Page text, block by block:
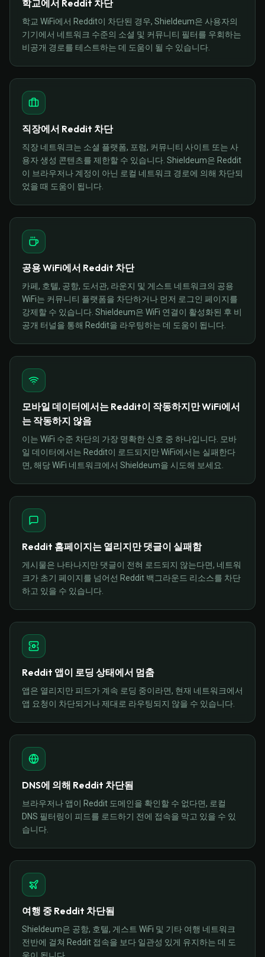
학교에서 Reddit 차단
학교 WiFi에서 Reddit이 차단된 경우, Shieldeum은 사용자의
기기에서 네트워크 수준의 소셜 및 커뮤니티 필터를 우회하는
비공개 경로를 테스트하는 데 도움이 될 수 있습니다.
직장에서 Reddit 차단
직장 네트워크는 소셜 플랫폼, 포럼, 커뮤니티 사이트 또는 사
용자 생성 콘텐츠를 제한할 수 있습니다. Shieldeum은 Reddit
이 브라우저나 계정이 아닌 로컬 네트워크 경로에 의해 차단되
었을 때 도움이 됩니다.
공용 WiFi에서 Reddit 차단
카페, 호텔, 공항, 도서관, 라운지 및 게스트 네트워크의 공용
WiFi는 커뮤니티 플랫폼을 차단하거나 먼저 로그인 페이지를
강제할 수 있습니다. Shieldeum은 WiFi 연결이 활성화된 후 비
공개 터널을 통해 Reddit을 라우팅하는 데 도움이 됩니다.
모바일 데이터에서는 Reddit이 작동하지만 WiFi에서
는 작동하지 않음
이는 WiFi 수준 차단의 가장 명확한 신호 중 하나입니다. 모바
일 데이터에서는 Reddit이 로드되지만 WiFi에서는 실패한다
면, 해당 WiFi 네트워크에서 Shieldeum을 시도해 보세요.
Reddit 홈페이지는 열리지만 댓글이 실패함
게시물은 나타나지만 댓글이 전혀 로드되지 않는다면, 네트워
크가 초기 페이지를 넘어선 Reddit 백그라운드 리소스를 차단
하고 있을 수 있습니다.
Reddit 앱이 로딩 상태에서 멈춤
앱은 열리지만 피드가 계속 로딩 중이라면, 현재 네트워크에서
앱 요청이 차단되거나 제대로 라우팅되지 않을 수 있습니다.
DNS에 의해 Reddit 차단됨
브라우저나 앱이 Reddit 도메인을 확인할 수 없다면, 로컬
DNS 필터링이 피드를 로드하기 전에 접속을 막고 있을 수 있
습니다.
여행 중 Reddit 차단됨
Shieldeum은 공항, 호텔, 게스트 WiFi 및 기타 여행 네트워크
전반에 걸쳐 Reddit 접속을 보다 일관성 있게 유지하는 데 도